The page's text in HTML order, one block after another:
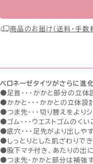
商品のお届け（送料・手数
ベロネーゼタイツがさらに進
●足首・・・かかと部分の立
●かかと・・・かかとの立体
●つま先・・・切り替えをより
●ゴム・・・ウエストゴムのく
●底穴・・・足先がより出しや
●しっとりとした肌ざわりで
●股下マチ付き、あたりの出に
●つま先・かかと部分は補強